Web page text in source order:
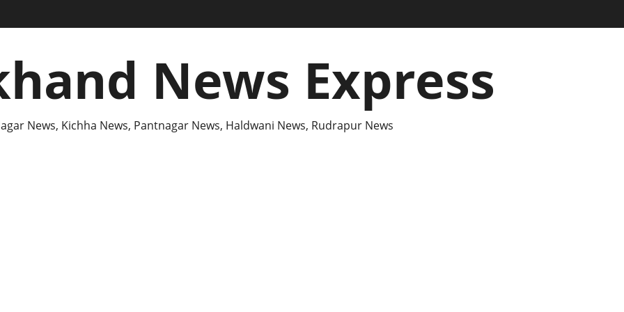
News Express
News, Kichha News, Pantnagar News, Haldwani News, Rudrapur News